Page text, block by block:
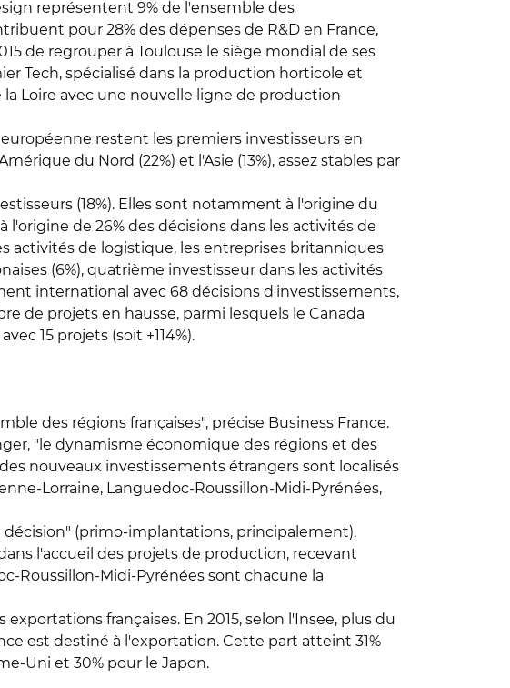
représentent 9% de l'ensemble des
pour 28% des dépenses de R&D en France,
de regrouper à Toulouse le siège mondial de ses
Tech, spécialisé dans la production horticole et
Loire avec une nouvelle ligne de production
restent les premiers investisseurs en
du Nord (22%) et l'Asie (13%), assez stables par
(18%). Elles sont notamment à l'origine du
l'origine de 26% des décisions dans les activités de
activités de logistique, les entreprises britanniques
(6%), quatrième investisseur dans les activités
international avec 68 décisions d'investissements,
de projets en hausse, parmi lesquels le Canada
15 projets (soit +114%).
des régions françaises", précise Business France.
"le dynamisme économique des régions et des
nouveaux investissements étrangers sont localisés
Lorraine, Languedoc-Roussillon-Midi-Pyrénées,
décision" (primo-implantations, principalement).
l'accueil des projets de production, recevant
Roussillon-Midi-Pyrénées sont chacune la
françaises. En 2015, selon l'Insee, plus du
est destiné à l'exportation. Cette part atteint 31%
Uni et 30% pour le Japon.